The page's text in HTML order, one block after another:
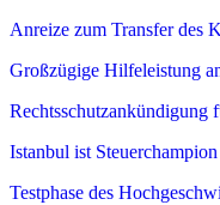
Anreize zum Transfer des
Großzügige Hilfeleistung
Rechtsschutzankündigung
Istanbul ist
Testphase des